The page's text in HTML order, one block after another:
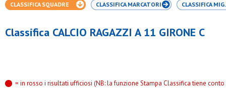
CLASSIFICA SQUADRE CLASSIFICA MARCATORI CLASSIFICA
Classifica CALCIO RAGAZZI A 11 GIRONE C
= in rosso i risultati ufficiosi (NB: la funzione Stampa Classifica tiene